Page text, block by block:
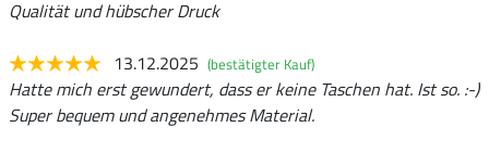
Qualität und hübscher Druck
13.12.2025 (bestätigter Kauf)
Hatte mich erst gewundert, dass er keine Taschen hat. Ist so. :-)
Super bequem und angenehmes Material.